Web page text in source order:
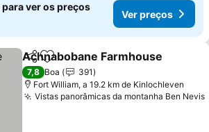
ver os preços
Ver preços
PartilharAdicionar aos favoritos
Achnabobane Farmhouse
7,8 Boa
391
Fort William, a 19.2 km de Kinlochleven
Vistas panorâmicas da montanha Ben Nevis